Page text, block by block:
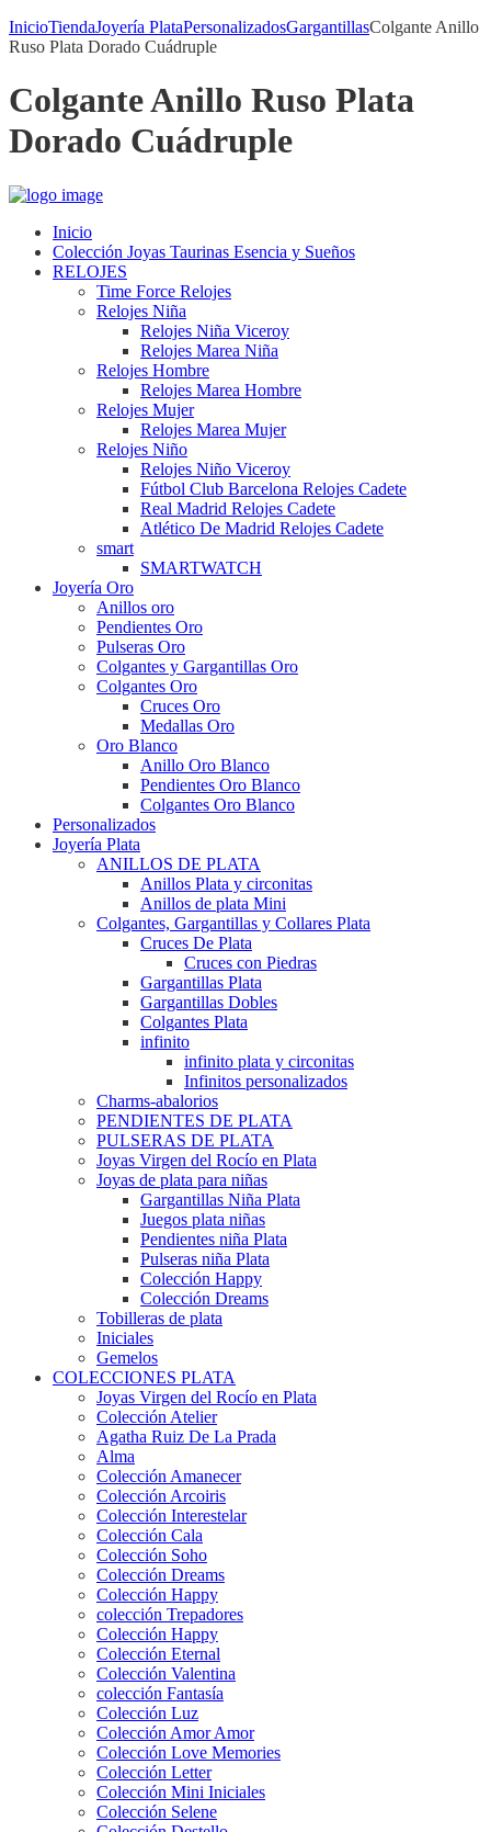
InicioTiendaJoyería PlataPersonalizadosGargantillasColgante Anillo
Ruso Plata Dorado Cuádruple
Colgante Anillo Ruso Plata
Dorado Cuádruple
Inicio
Colección Joyas Taurinas Esencia y Sueños
RELOJES
Time Force Relojes
Relojes Niña
Relojes Niña Viceroy
Relojes Marea Niña
Relojes Hombre
Relojes Marea Hombre
Relojes Mujer
Relojes Marea Mujer
Relojes Niño
Relojes Niño Viceroy
Fútbol Club Barcelona Relojes Cadete
Real Madrid Relojes Cadete
Atlético De Madrid Relojes Cadete
smart
SMARTWATCH
Joyería Oro
Anillos oro
Pendientes Oro
Pulseras Oro
Colgantes y Gargantillas Oro
Colgantes Oro
Cruces Oro
Medallas Oro
Oro Blanco
Anillo Oro Blanco
Pendientes Oro Blanco
Colgantes Oro Blanco
Personalizados
Joyería Plata
ANILLOS DE PLATA
Anillos Plata y circonitas
Anillos de plata Mini
Colgantes, Gargantillas y Collares Plata
Cruces De Plata
Cruces con Piedras
Gargantillas Plata
Gargantillas Dobles
Colgantes Plata
infinito
infinito plata y circonitas
Infinitos personalizados
Charms-abalorios
PENDIENTES DE PLATA
PULSERAS DE PLATA
Joyas Virgen del Rocío en Plata
Joyas de plata para niñas
Gargantillas Niña Plata
Juegos plata niñas
Pendientes niña Plata
Pulseras niña Plata
Colección Happy
Colección Dreams
Tobilleras de plata
Iniciales
Gemelos
COLECCIONES PLATA
Joyas Virgen del Rocío en Plata
Colección Atelier
Agatha Ruiz De La Prada
Alma
Colección Amanecer
Colección Arcoiris
Colección Interestelar
Colección Cala
Colección Soho
Colección Dreams
Colección Happy
colección Trepadores
Colección Happy
Colección Eternal
Colección Valentina
colección Fantasía
Colección Luz
Colección Amor Amor
Colección Love Memories
Colección Letter
Colección Mini Iniciales
Colección Selene